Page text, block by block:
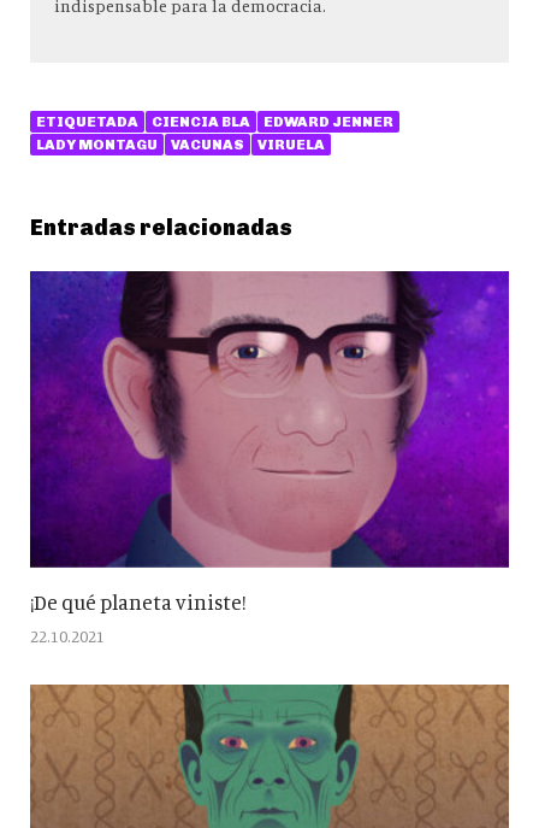
indispensable para la democracia.
ETIQUETADA CIENCIA BLA
EDWARD JENNER
LADY MONTAGU
VACUNAS VIRUELA
Entradas relacionadas
¡De qué planeta viniste!
22.10.2021